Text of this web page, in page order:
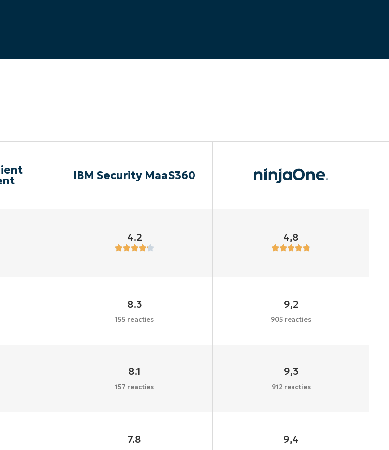
IBM Security MaaS360
4.2 4,8
8.3
155 reacties
9,2
905 reacties
8.1
157 reacties
9,3
912 reacties
7.8 9,4